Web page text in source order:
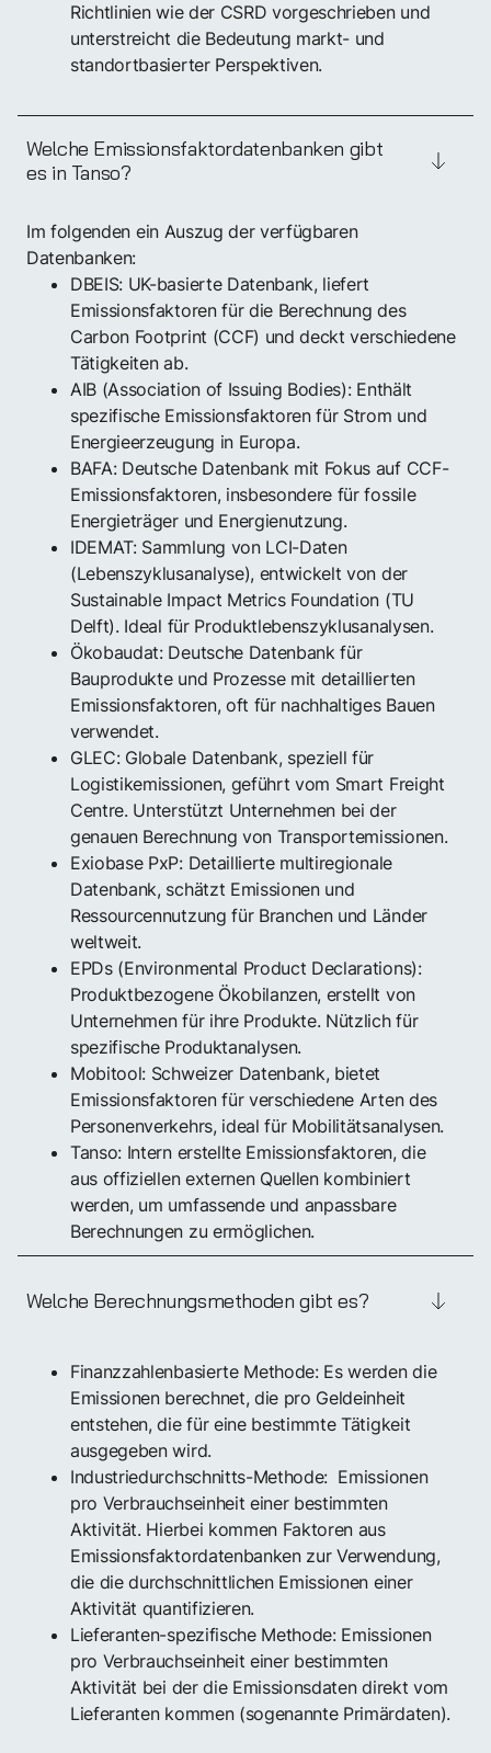
Richtlinien wie der CSRD vorgeschrieben und
unterstreicht die Bedeutung markt- und
standortbasierter Perspektiven.
Welche Emissionsfaktordatenbanken gibt
es in Tanso?
Im folgenden ein Auszug der verfügbaren
Datenbanken:
DBEIS: UK-basierte Datenbank, liefert
Emissionsfaktoren für die Berechnung des
Carbon Footprint (CCF) und deckt verschiedene
Tätigkeiten ab.
AIB (Association of Issuing Bodies): Enthält
spezifische Emissionsfaktoren für Strom und
Energieerzeugung in Europa.
BAFA: Deutsche Datenbank mit Fokus auf CCF-
Emissionsfaktoren, insbesondere für fossile
Energieträger und Energienutzung.
IDEMAT: Sammlung von LCI-Daten
(Lebenszyklusanalyse), entwickelt von der
Sustainable Impact Metrics Foundation (TU
Delft). Ideal für Produktlebenszyklusanalysen.
Ökobaudat: Deutsche Datenbank für
Bauprodukte und Prozesse mit detaillierten
Emissionsfaktoren, oft für nachhaltiges Bauen
verwendet.
GLEC: Globale Datenbank, speziell für
Logistikemissionen, geführt vom Smart Freight
Centre. Unterstützt Unternehmen bei der
genauen Berechnung von Transportemissionen.
Exiobase PxP: Detaillierte multiregionale
Datenbank, schätzt Emissionen und
Ressourcennutzung für Branchen und Länder
weltweit.
EPDs (Environmental Product Declarations):
Produktbezogene Ökobilanzen, erstellt von
Unternehmen für ihre Produkte. Nützlich für
spezifische Produktanalysen.
Mobitool: Schweizer Datenbank, bietet
Emissionsfaktoren für verschiedene Arten des
Personenverkehrs, ideal für Mobilitätsanalysen.
Tanso: Intern erstellte Emissionsfaktoren, die
aus offiziellen externen Quellen kombiniert
werden, um umfassende und anpassbare
Berechnungen zu ermöglichen.
Welche Berechnungsmethoden gibt es?
Finanzzahlenbasierte Methode: Es werden die
Emissionen berechnet, die pro Geldeinheit
entstehen, die für eine bestimmte Tätigkeit
ausgegeben wird.
Industriedurchschnitts-Methode: Emissionen
pro Verbrauchseinheit einer bestimmten
Aktivität. Hierbei kommen Faktoren aus
Emissionsfaktordatenbanken zur Verwendung,
die die durchschnittlichen Emissionen einer
Aktivität quantifizieren.
Lieferanten-spezifische Methode: Emissionen
pro Verbrauchseinheit einer bestimmten
Aktivität bei der die Emissionsdaten direkt vom
Lieferanten kommen (sogenannte Primärdaten).